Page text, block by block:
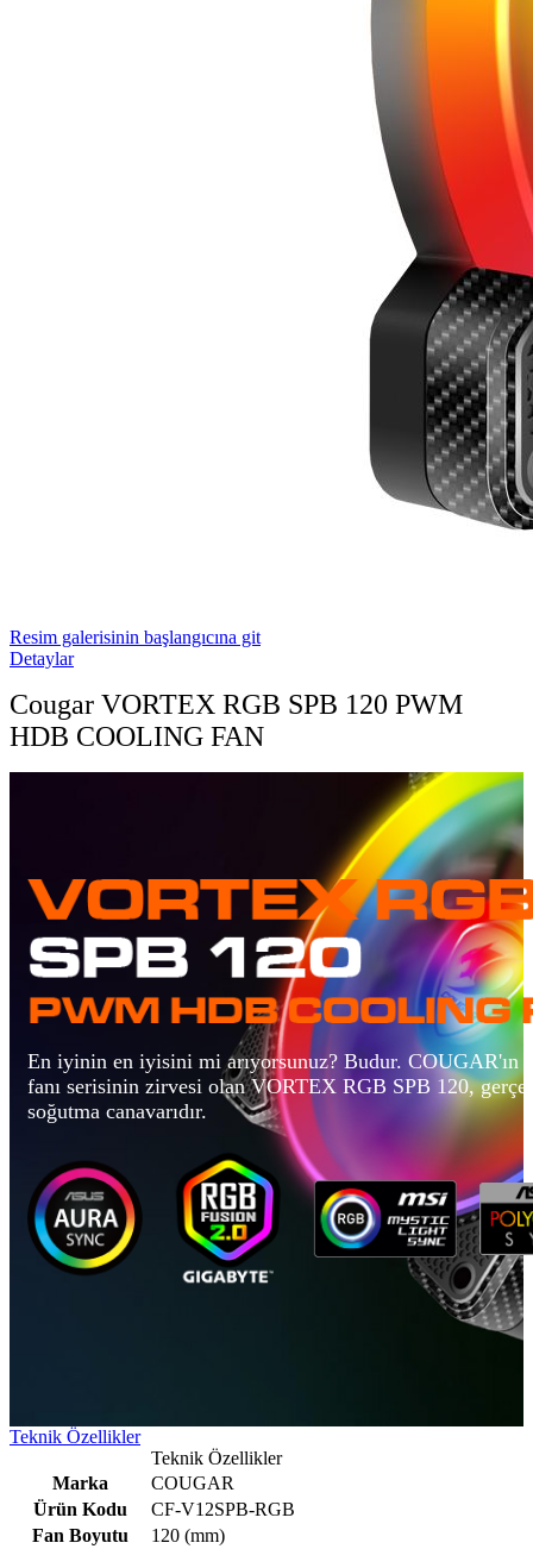
Resim galerisinin başlangıcına git
Detaylar
Cougar VORTEX RGB SPB 120 PWM
HDB COOLING FAN
En iyinin en iyisini mi arıyorsunuz? Budur. COUGAR'ın
fanı serisinin zirvesi olan VORTEX RGB SPB 120,
soğutma canavarıdır.
Teknik Özellikler
Teknik Özellikler
Marka
COUGAR
Ürün Kodu
CF-V12SPB-RGB
Fan Boyutu
120 (mm)